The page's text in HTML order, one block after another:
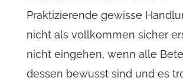
Praktizierende gewisse
nicht als vollkommen sicher
nicht eingehen, wenn alle
dessen bewusst sind und es